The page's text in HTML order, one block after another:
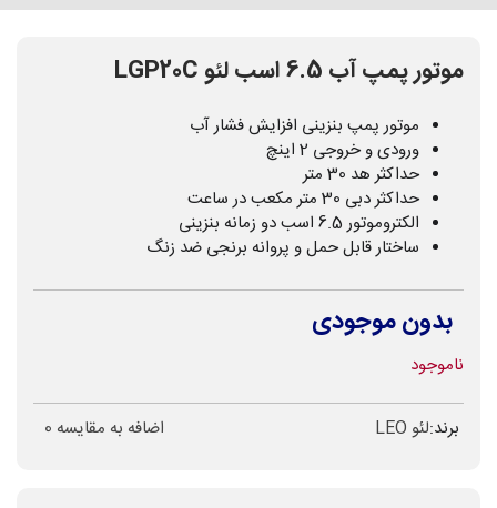
موتور پمپ آب 6.5 اسب لئو LGP20C
موتور پمپ بنزینی افزایش فشار آب
ورودی و خروجی 2 اینچ
حداکثر هد 30 متر
حداکثر دبی 30 متر مکعب در ساعت
الکتروموتور 6.5 اسب دو زمانه بنزینی
ساختار قابل حمل و پروانه برنجی ضد زنگ
بدون موجودی
ناموجود
برند:لئو LEO اضافه به مقایسه 0